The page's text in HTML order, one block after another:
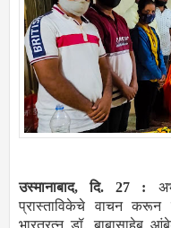
उस्मानाबाद, दि. 27 :
प्रास्ताविकेचे वाचन करून
भारतरत्न डॉ. बाबासाहेब